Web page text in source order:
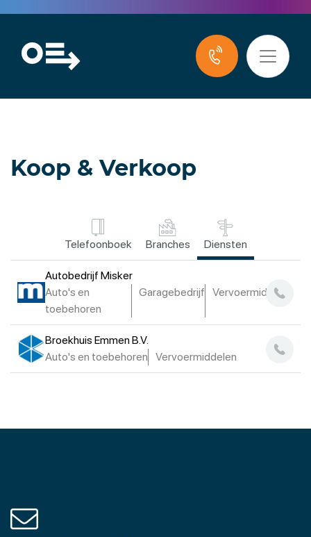
Koop & Verkoop
Telefoonboek Branches Diensten
Autobedrijf Misker
Auto's en
toebehoren
Garagebedrijf Vervoermiddelen
Broekhuis Emmen B.V.
Auto's en toebehoren
Vervoermiddelen